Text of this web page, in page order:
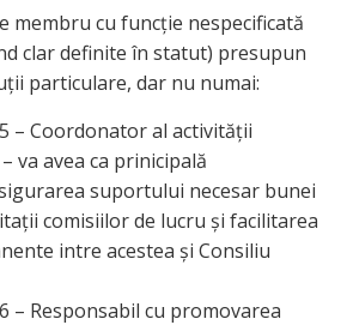
membru cu funcție nespecificată
clar definite în statut) presupun
particulare, dar nu numai:
– Coordonator al activității
va avea ca prinicipală
suportului necesar bunei
comisiilor de lucru și facilitarea
intre acestea și Consiliu
– Responsabil cu promovarea